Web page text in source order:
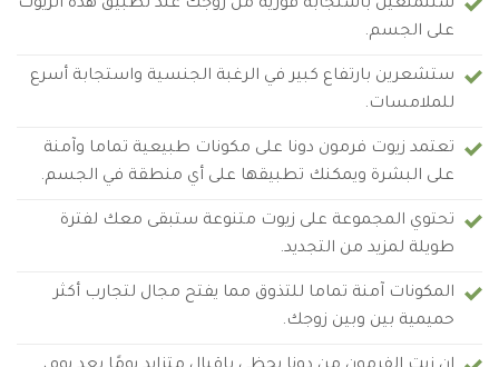
ستتمتعين باستجابة فورية من زوجك عند تطبيق هذه الزيوت
على الجسم.
ستشعرين بارتفاع كبير في الرغبة الجنسية واستجابة أسرع
للملامسات.
تعتمد زيوت فرمون دونا على مكونات طبيعية تماما وآمنة
على البشرة ويمكنك تطبيقها على أي منطقة في الجسم.
تحتوي المجموعة على زيوت متنوعة ستبقى معك لفترة
طويلة لمزيد من التجديد.
المكونات آمنة تماما للتذوق مما يفتح مجال لتجارب أكثر
حميمية بين وبين زوجك.